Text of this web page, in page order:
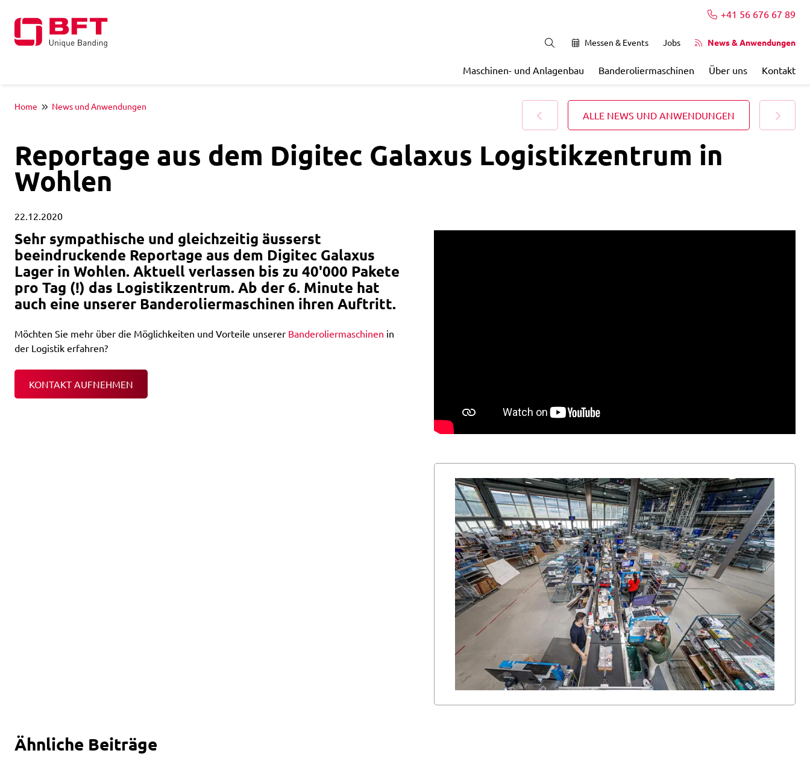
+41 56 676 67 89
Messen & Events Jobs News & Anwendungen
Maschinen- und Anlagenbau Banderoliermaschinen Über uns Kontakt
Home News und Anwendungen
ALLE NEWS UND ANWENDUNGEN
Reportage aus dem Digitec Galaxus Logistikzentrum in
Wohlen
22.12.2020
Sehr sympathische und gleichzeitig äusserst
beeindruckende Reportage aus dem Digitec Galaxus
Lager in Wohlen. Aktuell verlassen bis zu 40'000 Pakete
pro Tag (!) das Logistikzentrum. Ab der 6. Minute hat
auch eine unserer Banderoliermaschinen ihren Auftritt.
Möchten Sie mehr über die Möglichkeiten und Vorteile unserer Banderoliermaschinen in
der Logistik erfahren?
KONTAKT AUFNEHMEN
Ähnliche Beiträge